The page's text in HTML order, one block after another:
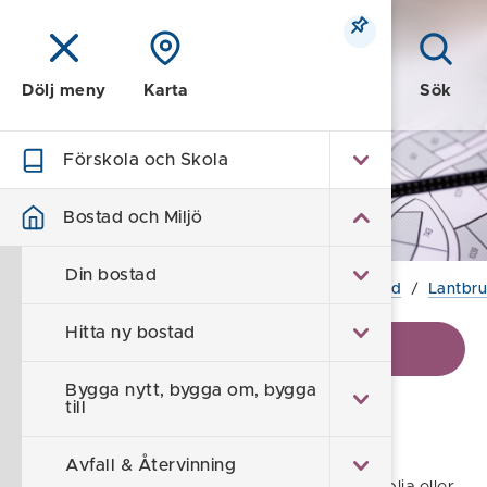
Meny Sök
Dölj meny Karta
Förskola och Skola
Bostad och Miljö
Din bostad
Hitta ny bostad
Bygga nytt, bygga om, bygga
till
Avfall & Återvinning
Bostad och Miljö
Miljö- och hälsoskydd /